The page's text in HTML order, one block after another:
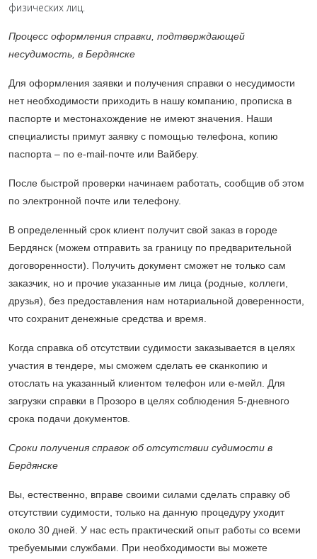
физических лиц.
Процесс оформления справки, подтверждающей
несудимость, в Бердянске
Для оформления заявки и получения справки о несудимости
нет необходимости приходить в нашу компанию, прописка в
паспорте и местонахождение не имеют значения. Наши
специалисты примут заявку с помощью телефона, копию
паспорта – по e-mail-почте или Вайберу.
После быстрой проверки начинаем работать, сообщив об этом
по электронной почте или телефону.
В определенный срок клиент получит свой заказ в городе
Бердянск (можем отправить за границу по предварительной
договоренности). Получить документ сможет не только сам
заказчик, но и прочие указанные им лица (родные, коллеги,
друзья), без предоставления нам нотариальной доверенности,
что сохранит денежные средства и время.
Когда справка об отсутствии судимости заказывается в целях
участия в тендере, мы сможем сделать ее сканкопию и
отослать на указанный клиентом телефон или е-мейл. Для
загрузки справки в Прозоро в целях соблюдения 5-дневного
срока подачи документов.
Сроки получения справок об отсутствии судимости в
Бердянске
Вы, естественно, вправе своими силами сделать справку об
отсутствии судимости, только на данную процедуру уходит
около 30 дней. У нас есть практический опыт работы со всеми
требуемыми службами. При необходимости вы можете